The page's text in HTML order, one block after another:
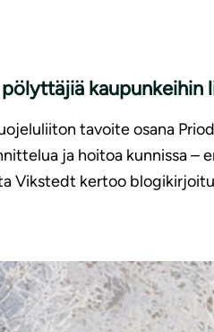
tavoite osana
ja hoitoa kunnissa
Vikstedt kertoo